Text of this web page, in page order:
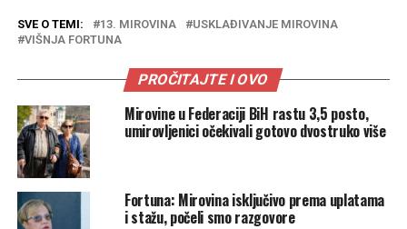
SVE O TEMI: 13. MIROVINA
USKLAĐIVANJE MIROVINA
VIŠNJA FORTUNA
PROČITAJTE I OVO
Mirovine u Federaciji BiH rastu 3,5 posto,
umirovljenici očekivali gotovo dvostruko više
Fortuna: Mirovina isključivo prema uplatama
i stažu, počeli smo razgovore